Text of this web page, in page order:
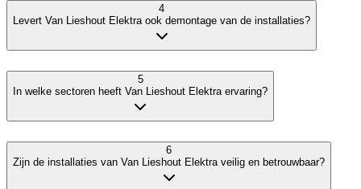
4
Levert Van Lieshout Elektra ook demontage van de installaties?
5
In welke sectoren heeft Van Lieshout Elektra ervaring?
6
Zijn de installaties van Van Lieshout Elektra veilig en betrouwbaar?